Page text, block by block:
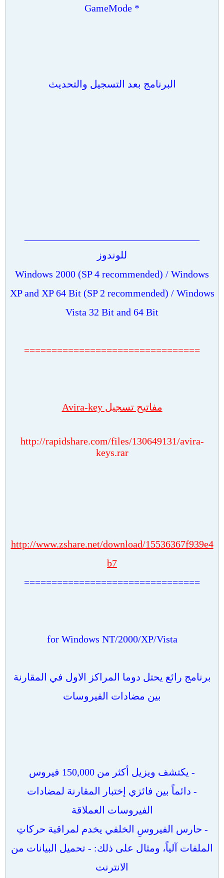
* GameMode
البرنامج بعد التسجيل والتحديث
للوندوز
Windows 2000 (SP 4 recommended) / Windows
XP and XP 64 Bit (SP 2 recommended) / Windows
Vista 32 Bit and 64 Bit
================================
مفاتيح تسجيل Avira-key
http://rapidshare.com/files/130649131/avira-
keys.rar
http://www.zshare.net/download/15536367f939e4
b7
================================
for Windows NT/2000/XP/Vista
برنامج رائع يحتل دوما المراكز الاول في المقارنة
بين مضادات الفيروسات
- يكتشف ويزيل أكثر من 150,000 فيروس
- دائماً بين فائزي إختبار المقارنة لمضادات
الفيروسات العملاقة
- حارس الفيروسِ الخلفي يخدم لمراقبة حركاتِ
الملفات آلياً، ومثال على ذلك: - تحميل البيانات من
الانترنت